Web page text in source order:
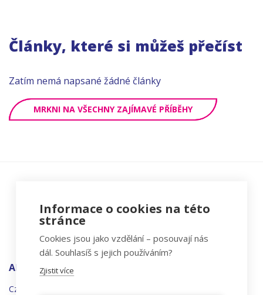
Články, které si můžeš přečíst
Zatím nemá napsané žádné články
MRKNI NA VŠECHNY ZAJÍMAVÉ PŘÍBĚHY
ADRESA
Czechitas, z.ú.
Informace o cookies na této
stránce
Cookies jsou jako vzdělání – posouvají nás
dál. Souhlasíš s jejich používáním?
Zjistit více